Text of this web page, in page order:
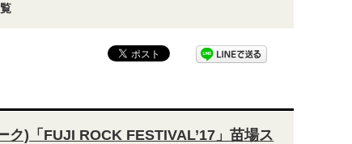
)「FUJI ROCK FESTIVAL’17」苗場ス